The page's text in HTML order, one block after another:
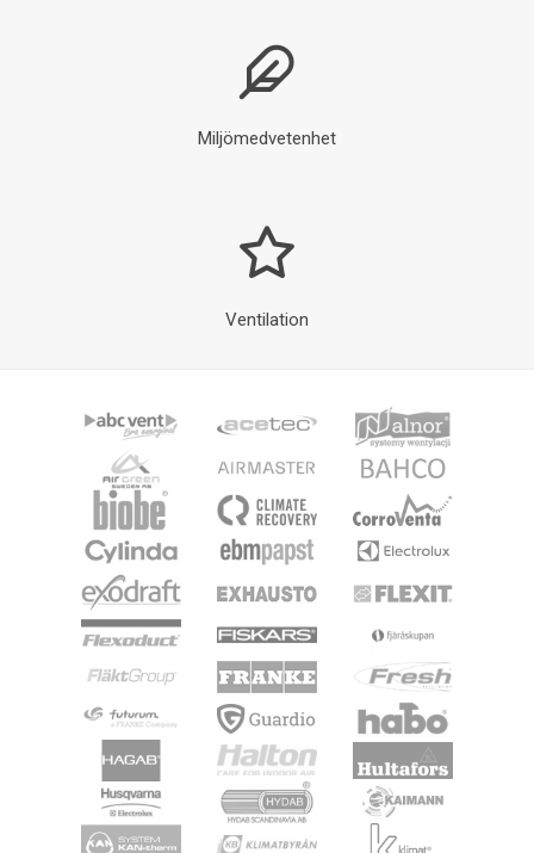
Miljömedvetenhet
Ventilation